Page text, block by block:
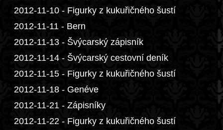
2012-11-10 - Figurky z kukuřičného šustí
2012-11-11 - Bern
2012-11-13 - Švýcarský zápisník
2012-11-14 - Švýcarský cestovní deník
2012-11-15 - Figurky z kukuřičného šustí
2012-11-18 - Genéve
2012-11-21 - Zápisníky
2012-11-22 - Figurky z kukuřičného šustí